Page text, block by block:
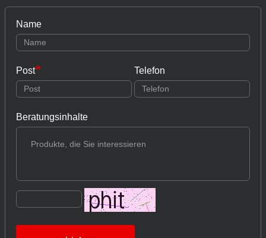
Name
Post Telefon
Beratungsinhalte